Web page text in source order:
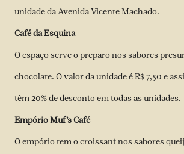
unidade da Avenida Vicente Machado.
Café da Esquina
O espaço serve o preparo nos sabores
chocolate. O valor da unidade é R$ 7,50 e
têm 20% de desconto em todas as unidades.
Empório Muf’s Café
O empório tem o croissant nos sabores